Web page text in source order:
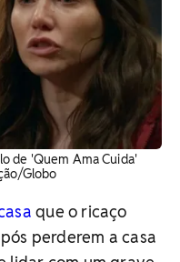
de 'Quem Ama Cuida'
Globo
que o ricaço
perderem a casa